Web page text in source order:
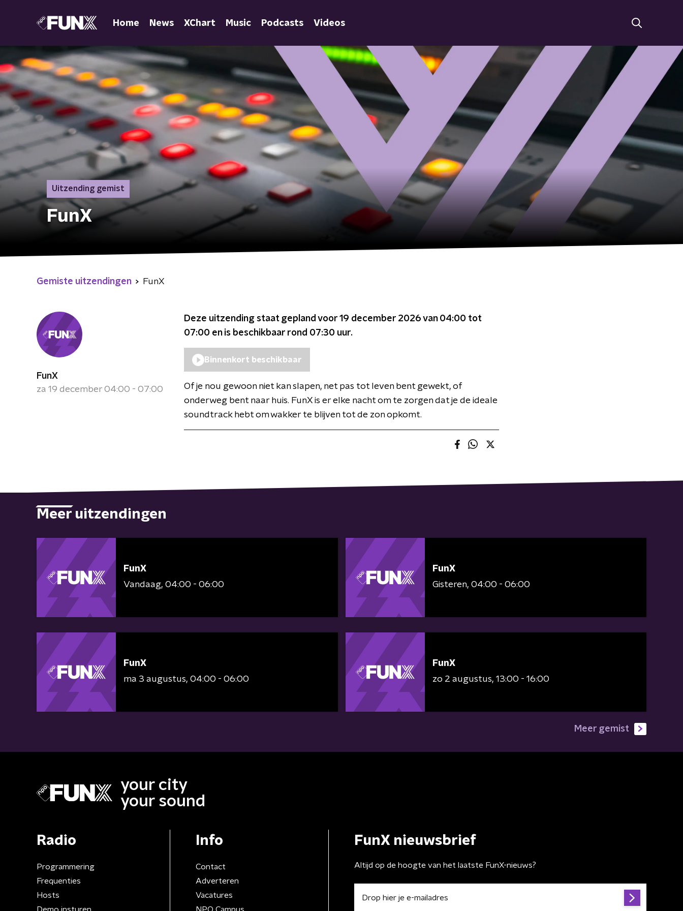
Home News XChart Music Podcasts Videos
Uitzending gemist
FunX
Gemiste uitzendingen FunX
FunX
za 19 december 04:00 - 07:00
Deze uitzending staat gepland voor 19 december 2026 van 04:00 tot
07:00 en is beschikbaar rond 07:30 uur.
Binnenkort beschikbaar
Of je nou gewoon niet kan slapen, net pas tot leven bent gewekt, of
onderweg bent naar huis. FunX is er elke nacht om te zorgen dat je de ideale
soundtrack hebt om wakker te blijven tot de zon opkomt.
Meer uitzendingen
FunX
Vandaag 04:00 - 06:00
FunX
Gisteren 04:00 - 06:00
FunX
ma 3 augustus 04:00 - 06:00
FunX
zo 2 augustus 13:00 - 16:00
Meer gemist
your city
your sound
Radio
Programmering
Frequenties
Hosts
Demo insturen
Info
Contact
Adverteren
Vacatures
NPO Campus
FunX nieuwsbrief
Altijd op de hoogte van het laatste FunX-nieuws?